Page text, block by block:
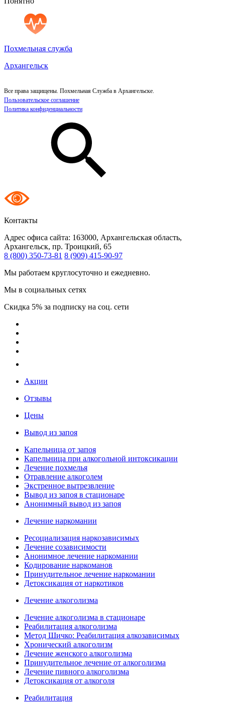
Похмельная служба
Архангельск
Все права защищены. Похмельная Служба в Архангельске.
Пользовательское соглашение
Политика конфиденциальности
Контакты
Адрес офиса сайта: 163000, Архангельская область,
Архангельск, пр. Троицкий, 65
8 (800) 350-73-81 8 (909) 415-90-97
Мы работаем круглосуточно и ежедневно.
Мы в социальных сетях
Скидка 5% за подписку на соц. сети
Акции
Отзывы
Цены
Вывод из запоя
Капельница от запоя
Капельница при алкогольной интоксикации
Лечение похмелья
Отравление алкоголем
Экстренное вытрезвление
Вывод из запоя в стационаре
Анонимный вывод из запоя
Лечение наркомании
Ресоциализация наркозависимых
Лечение созависимости
Анонимное лечение наркомании
Кодирование наркоманов
Принудительное лечение наркомании
Детоксикация от наркотиков
Лечение алкоголизма
Лечение алкоголизма в стационаре
Реабилитация алкоголизма
Метод Шичко: Реабилитация алкозависимых
Хронический алкоголизм
Лечение женского алкоголизма
Принудительное лечение от алкоголизма
Лечение пивного алкоголизма
Детоксикация от алкоголя
Реабилитация